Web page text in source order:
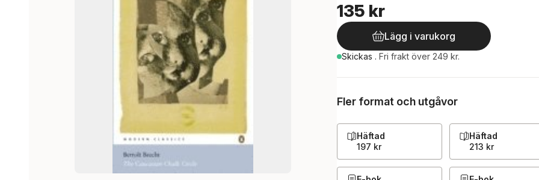
135 kr
Lägg i varukorg
Skickas . Fri frakt över 249 kr.
Fler format och utgåvor
Häftad
197 kr
Häftad
213 kr